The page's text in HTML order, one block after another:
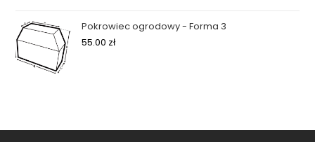
Pokrowiec ogrodowy - Forma 3
55.00 zł